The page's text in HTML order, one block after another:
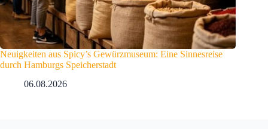
Neuigkeiten aus Spicy’s Gewürzmuseum: Eine Sinnesreise
durch Hamburgs Speicherstadt
06.08.2026